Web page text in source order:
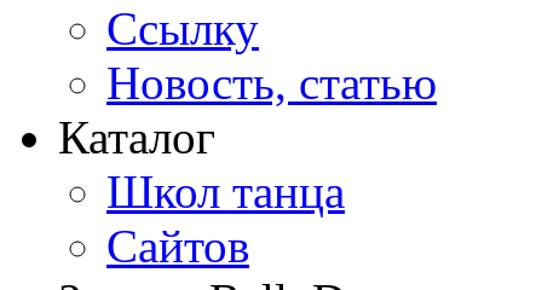
Ссылку
Новость, статью
Каталог
Школ танца
Сайтов